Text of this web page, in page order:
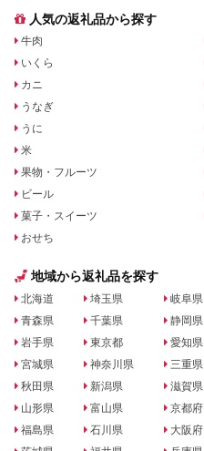
人気の返礼品から探す
牛肉
いくら
カニ
うなぎ
うに
米
果物・フルーツ
ビール
菓子・スイーツ
おせち
地域から返礼品を探す
北海道
青森県
岩手県
宮城県
秋田県
山形県
福島県
埼玉県
千葉県
東京都
神奈川県
新潟県
富山県
石川県
岐阜県
静岡県
愛知県
三重県
滋賀県
京都府
大阪府